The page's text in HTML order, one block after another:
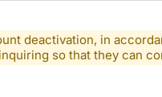
deactivation, in
so that they can